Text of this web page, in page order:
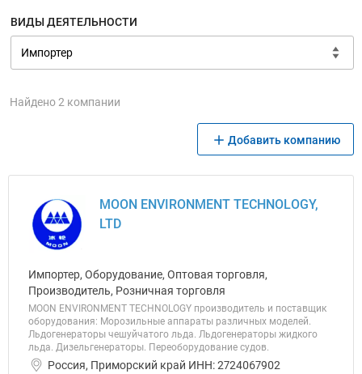
ВИДЫ ДЕЯТЕЛЬНОСТИ
Найдено 2 компании
Добавить компанию
MOON ENVIRONMENT TECHNOLOGY,
LTD
Импортер, Оборудование, Оптовая торговля,
Производитель, Розничная торговля
MOON ENVIRONMENT TECHNOLOGY производитель и поставщик
оборудования: Морозильные аппараты различных моделей.
Льдогенераторы чешуйчатого льда. Льдогенераторы жидкого
льда. Дизельгенераторы. Переоборудование судов.
Россия, Приморский край ИНН: 2724067902